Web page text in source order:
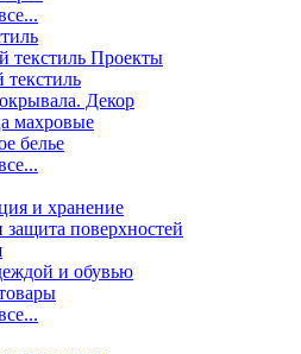
текстиль Проекты
Декор
махровые
белье
и хранение
защита поверхностей
и обувью